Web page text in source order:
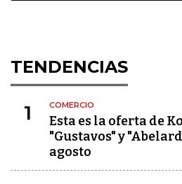
TENDENCIAS
1 COMERCIO
Esta es la oferta de
"Gustavos" y
agosto